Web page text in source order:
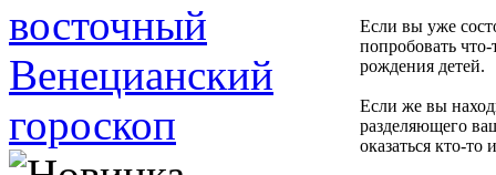
восточный
Венецианский
гороскоп
Если вы уже
попробовать
рождения детей.
Если же вы
разделяющего
оказаться кто-то